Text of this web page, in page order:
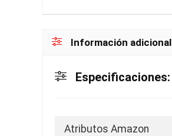
Información adicional
Especificaciones:
Atributos Amazon